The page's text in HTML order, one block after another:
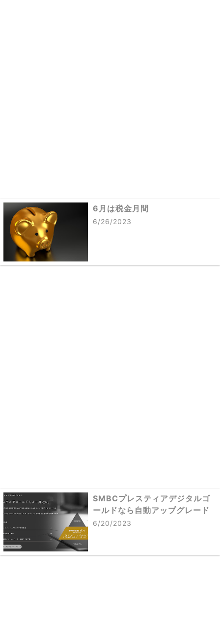
6月は税金月間
6/26/2023
SMBCプレスティアデジタルゴ
ールドなら自動アップグレード
6/20/2023